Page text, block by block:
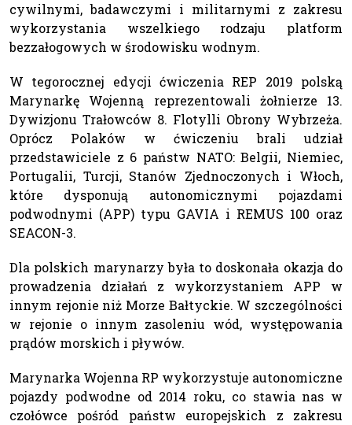
cywilnymi, badawczymi i militarnymi z zakresu
wykorzystania wszelkiego rodzaju platform
bezzałogowych w środowisku wodnym.
W tegorocznej edycji ćwiczenia REP 2019 polską
Marynarkę Wojenną reprezentowali żołnierze 13.
Dywizjonu Trałowców 8. Flotylli Obrony Wybrzeża.
Oprócz Polaków w ćwiczeniu brali udział
przedstawiciele z 6 państw NATO: Belgii, Niemiec,
Portugalii, Turcji, Stanów Zjednoczonych i Włoch,
które dysponują autonomicznymi pojazdami
podwodnymi (APP) typu GAVIA i REMUS 100 oraz
SEACON-3.
Dla polskich marynarzy była to doskonała okazja do
prowadzenia działań z wykorzystaniem APP w
innym rejonie niż Morze Bałtyckie. W szczególności
w rejonie o innym zasoleniu wód, występowania
prądów morskich i pływów.
Marynarka Wojenna RP wykorzystuje autonomiczne
pojazdy podwodne od 2014 roku, co stawia nas w
czołówce pośród państw europejskich z zakresu